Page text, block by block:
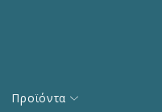
Προϊόντα